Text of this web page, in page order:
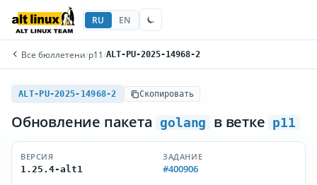
RU EN
Все бюллетени/p11 /ALT-PU-2025-14968-2
ALT-PU-2025-14968-2 Скопировать
Обновление пакета golang в ветке p11
ВЕРСИЯ
1.25.4-alt1
ЗАДАНИЕ
#400906